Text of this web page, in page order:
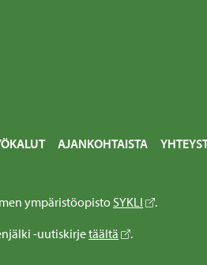
AJANKOHTAISTA
ympäristöopistoSYKLI
.
-uutiskirjetäältä .